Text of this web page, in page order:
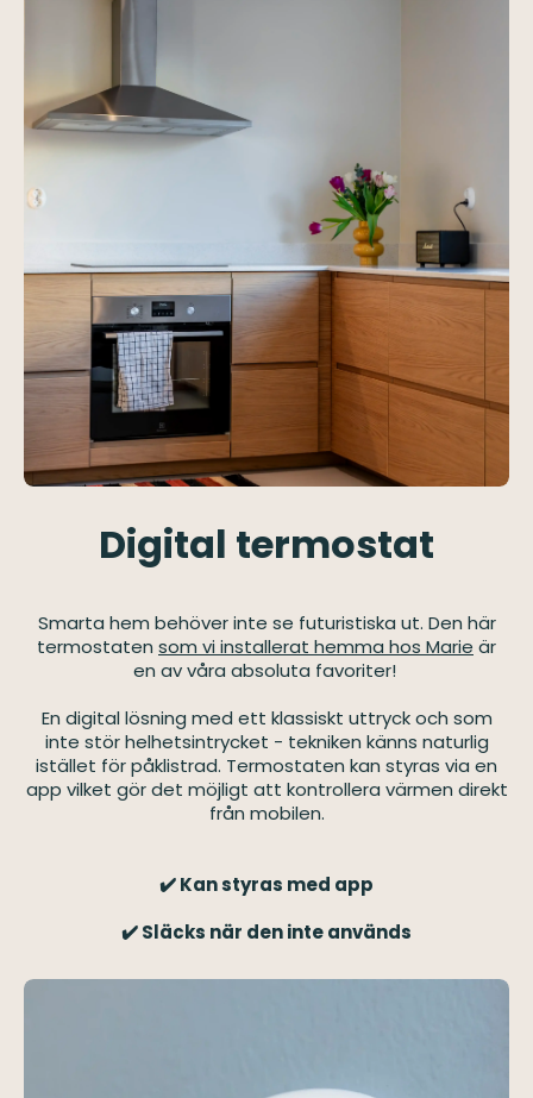
Digital termostat
Smarta hem behöver inte se futuristiska ut. Den här
termostaten som vi installerat hemma hos Marie är
en av våra absoluta favoriter!
En digital lösning med ett klassiskt uttryck och som
inte stör helhetsintrycket - tekniken känns naturlig
istället för påklistrad. Termostaten kan styras via en
app vilket gör det möjligt att kontrollera värmen direkt
från mobilen.
✔️ Kan styras med app
✔️ Släcks när den inte används